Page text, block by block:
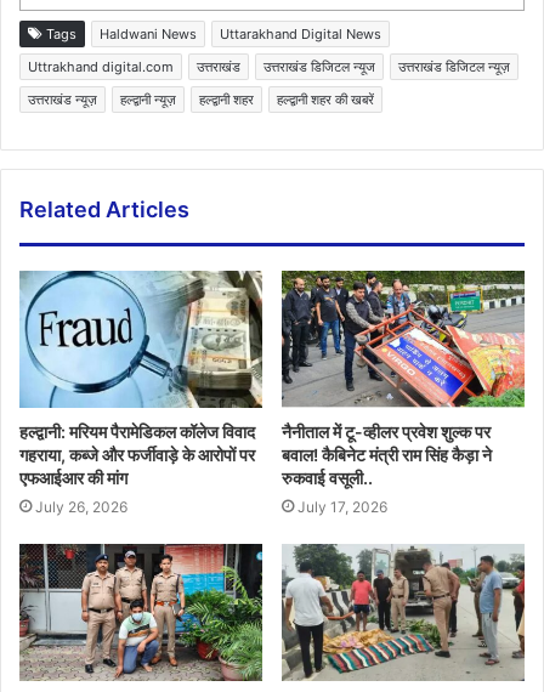
Tags Haldwani News
Uttarakhand Digital News
Uttrakhand digital.com
उत्तराखंड उत्तराखंड डिजिटल न्यूज
उत्तराखंड डिजिटल न्यूज़
उत्तराखंड न्यूज़
हल्द्वानी न्यूज़ हल्द्वानी शहर हल्द्वानी शहर की खबरें
Related Articles
हल्द्वानी: मरियम पैरामेडिकल कॉलेज विवाद
गहराया, कब्जे और फर्जीवाड़े के आरोपों पर
एफआईआर की मांग
July 26, 2026
नैनीताल में टू-व्हीलर प्रवेश शुल्क पर
बवाल! कैबिनेट मंत्री राम सिंह कैड़ा ने
रुकवाई वसूली..
July 17, 2026